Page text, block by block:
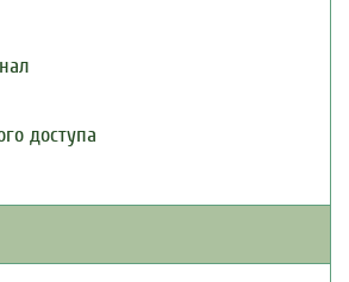
доступа